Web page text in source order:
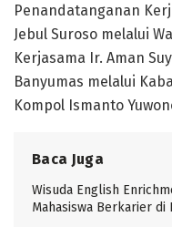
Penandatanganan
Jebul Suroso melalui
Kerjasama Ir. Aman
Banyumas melalui
Kompol Ismanto
Baca Juga
Wisuda English
Mahasiswa Berkarier